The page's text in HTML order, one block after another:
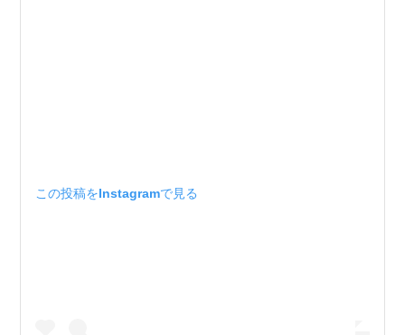
この投稿をInstagramで見る